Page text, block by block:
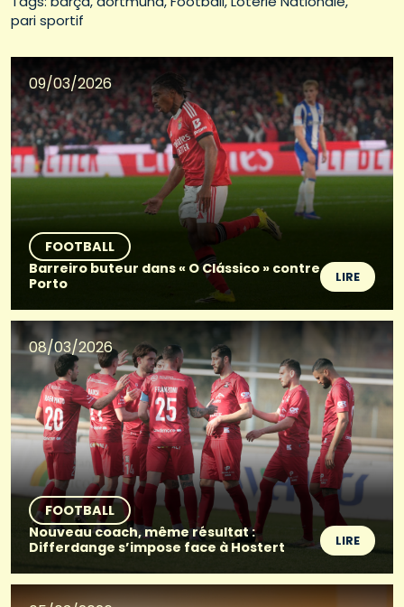
pari sportif
09/03/2026
FOOTBALL
Barreiro buteur dans « O Clássico » contre
Porto
LIRE
08/03/2026
FOOTBALL
Nouveau coach, même résultat :
Differdange s’impose face à Hostert
LIRE